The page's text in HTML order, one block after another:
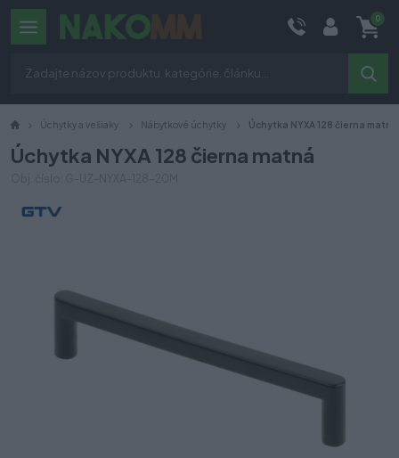
0
Úchytky a vešiaky Nábytkové úchytky Úchytka NYXA 128 čierna matná
Úchytka NYXA 128 čierna matná